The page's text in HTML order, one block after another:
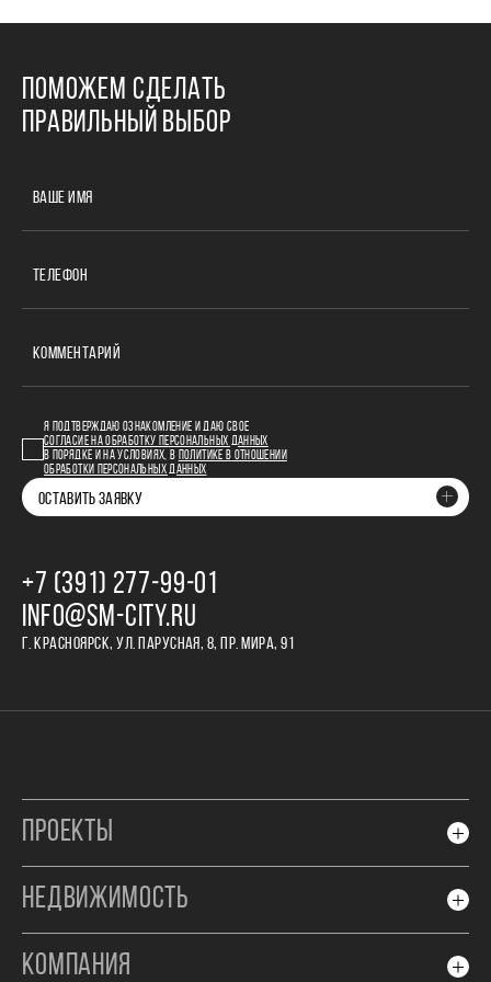
ПОМОЖЕМ СДЕЛАТЬ
ПРАВИЛЬНЫЙ ВЫБОР
ВАШЕ ИМЯ
ТЕЛЕФОН
КОММЕНТАРИЙ
Я ПОДТВЕРЖДАЮ ОЗНАКОМЛЕНИЕ И ДАЮ СВОЕ
СОГЛАСИЕ НА ОБРАБОТКУ ПЕРСОНАЛЬНЫХ ДАННЫХ
В ПОРЯДКЕ И НА УСЛОВИЯХ, В
ПОЛИТИКЕ В ОТНОШЕНИИ
ОБРАБОТКИ ПЕРСОНАЛЬНЫХ ДАННЫХ
ОСТАВИТЬ ЗАЯВКУ
+7 (391) 277‒99‒01
INFO@SM-CITY.RU
Г. КРАСНОЯРСК, УЛ. ПАРУСНАЯ, 8, ПР. МИРА, 91
ПРОЕКТЫ
НЕДВИЖИМОСТЬ
КОМПАНИЯ